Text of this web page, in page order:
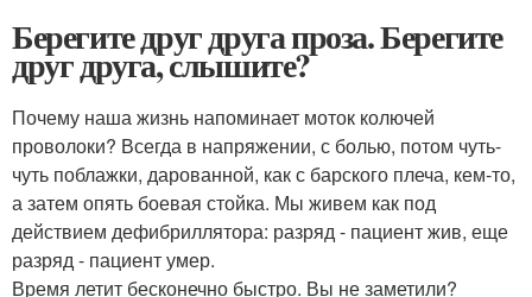
Берегите друг друга проза. Берегите
друг друга, слышите?
Почему наша жизнь напоминает моток колючей
проволоки? Всегда в напряжении, с болью, потом чуть-
чуть поблажки, дарованной, как с барского плеча, кем-то,
а затем опять боевая стойка. Мы живем как под
действием дефибриллятора: разряд - пациент жив, еще
разряд - пациент умер.
Время летит бесконечно быстро. Вы не заметили?